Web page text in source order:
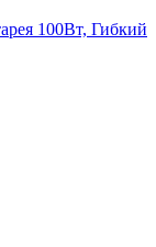
100Вт, Гибкий